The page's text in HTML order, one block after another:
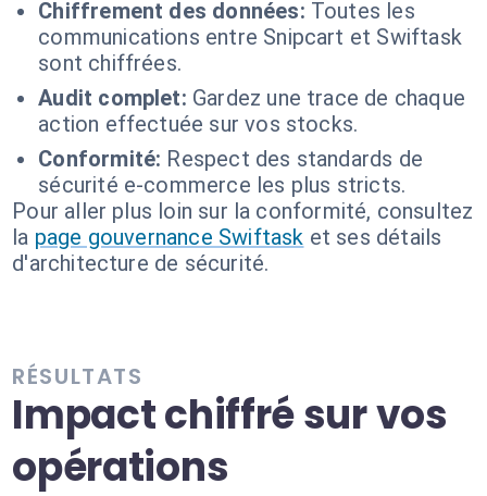
Chiffrement des données: Toutes les
communications entre Snipcart et Swiftask
sont chiffrées.
Audit complet: Gardez une trace de chaque
action effectuée sur vos stocks.
Conformité: Respect des standards de
sécurité e-commerce les plus stricts.
Pour aller plus loin sur la conformité, consultez
la page gouvernance Swiftask et ses détails
d'architecture de sécurité.
RÉSULTATS
Impact chiffré sur vos
opérations